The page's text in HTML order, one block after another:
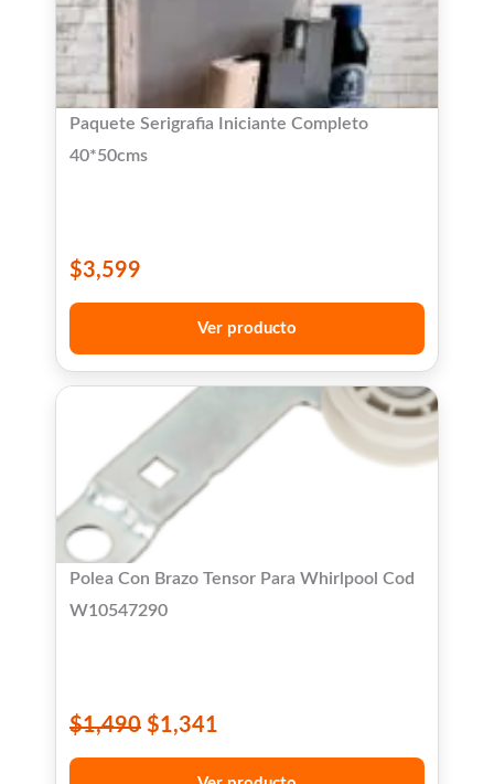
Paquete Serigrafia Iniciante Completo
40*50cms
$3,599
Ver producto
Polea Con Brazo Tensor Para Whirlpool Cod
W10547290
$1,490 $1,341